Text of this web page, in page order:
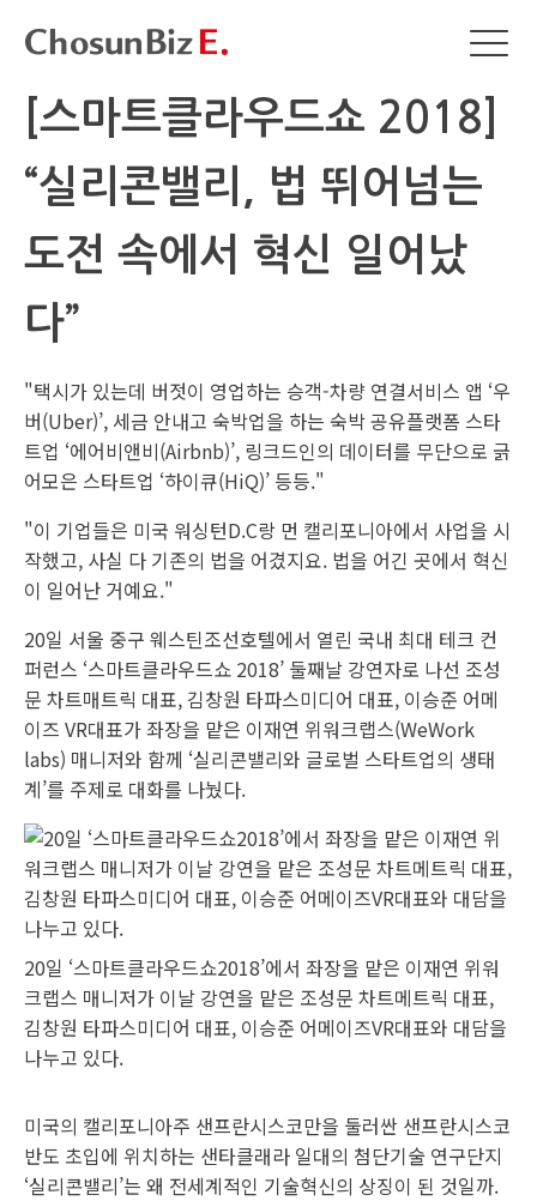
[스마트클라우드쇼 2018]
“실리콘밸리, 법 뛰어넘는
도전 속에서 혁신 일어났
다”
"택시가 있는데 버젓이 영업하는 승객-차량 연결서비스 앱 ‘우
버(Uber)’, 세금 안내고 숙박업을 하는 숙박 공유플랫폼 스타
트업 ‘에어비앤비(Airbnb)’, 링크드인의 데이터를 무단으로 긁
어모은 스타트업 ‘하이큐(HiQ)’ 등등."
"이 기업들은 미국 워싱턴D.C랑 먼 캘리포니아에서 사업을 시
작했고, 사실 다 기존의 법을 어겼지요. 법을 어긴 곳에서 혁신
이 일어난 거예요."
20일 서울 중구 웨스틴조선호텔에서 열린 국내 최대 테크 컨
퍼런스 ‘스마트클라우드쇼 2018’ 둘째날 강연자로 나선 조성
문 차트매트릭 대표, 김창원 타파스미디어 대표, 이승준 어메
이즈 VR대표가 좌장을 맡은 이재연 위워크랩스(WeWork
labs) 매니저와 함께 ‘실리콘밸리와 글로벌 스타트업의 생태
계’를 주제로 대화를 나눴다.
20일 ‘스마트클라우드쇼2018’에서 좌장을 맡은 이재연 위워
크랩스 매니저가 이날 강연을 맡은 조성문 차트메트릭 대표,
김창원 타파스미디어 대표, 이승준 어메이즈VR대표와 대담을
나누고 있다.
미국의 캘리포니아주 샌프란시스코만을 둘러싼 샌프란시스코
반도 초입에 위치하는 샌타클래라 일대의 첨단기술 연구단지
‘실리콘밸리’는 왜 전세계적인 기술혁신의 상징이 된 것일까.